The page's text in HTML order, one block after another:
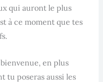
qui auront le plus
à ce moment que tes
en plus
tu poseras aussi les